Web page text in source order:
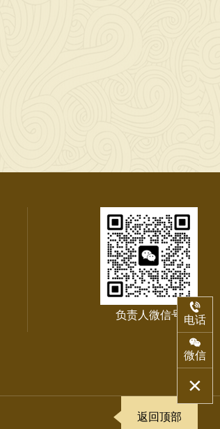
电话
微信
负责人微信号
返回顶部